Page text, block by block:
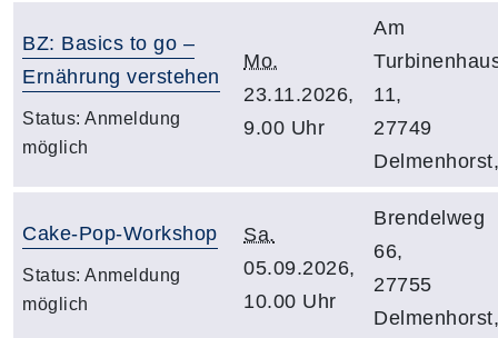
BZ: Basics to go –
Ernährung verstehen
Status: Anmeldung
möglich
Mo.
23.11.2026,
9.00 Uhr
Am
11,
27749
Delmenhorst,
Cake-Pop-Workshop
Status: Anmeldung
möglich
Sa.
05.09.2026,
10.00 Uhr
Brendelweg
66,
27755
Delmenhorst,